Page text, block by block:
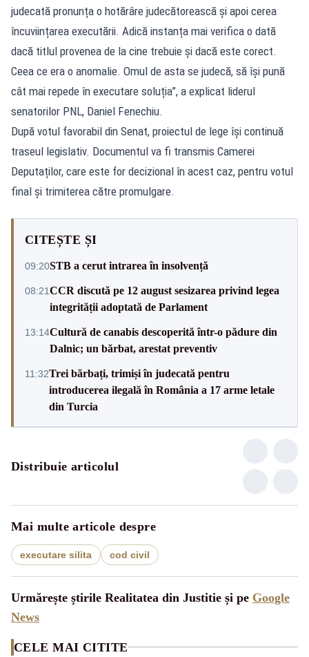
judecată pronunța o hotărâre judecătorească și apoi cerea
încuviințarea executării. Adică instanța mai verifica o dată
dacă titlul provenea de la cine trebuie și dacă este corect.
Ceea ce era o anomalie. Omul de asta se judecă, să își pună
cât mai repede în executare soluția”, a explicat liderul
senatorilor PNL, Daniel Fenechiu.
După votul favorabil din Senat, proiectul de lege își continuă
traseul legislativ. Documentul va fi transmis Camerei
Deputaților, care este for decizional în acest caz, pentru votul
final și trimiterea către promulgare.
CITEȘTE ȘI
09:20STB a cerut intrarea în insolvență
08:21CCR discută pe 12 august sesizarea privind legea
integrității adoptată de Parlament
13:14Cultură de canabis descoperită într-o pădure din
Dalnic; un bărbat, arestat preventiv
11:32Trei bărbați, trimiși în judecată pentru
introducerea ilegală în România a 17 arme letale
din Turcia
Distribuie articolul
Mai multe articole despre
executare silita cod civil
Urmărește știrile Realitatea din Justitie și pe Google
News
CELE MAI CITITE